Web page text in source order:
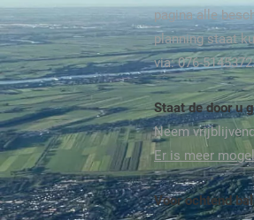
pagina alle
planning staat
via: 076-
Staat de door u
Neem
Er is meer
Voor ochtend